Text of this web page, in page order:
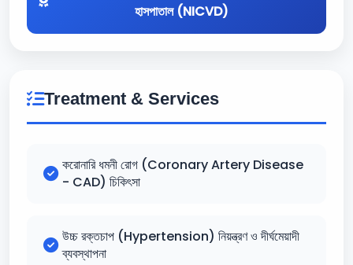
হাসপাতাল (NICVD)
Treatment & Services
করোনারি ধমনী রোগ (Coronary Artery Disease
- CAD) চিকিৎসা
উচ্চ রক্তচাপ (Hypertension) নিয়ন্ত্রণ ও দীর্ঘমেয়াদী
ব্যবস্থাপনা